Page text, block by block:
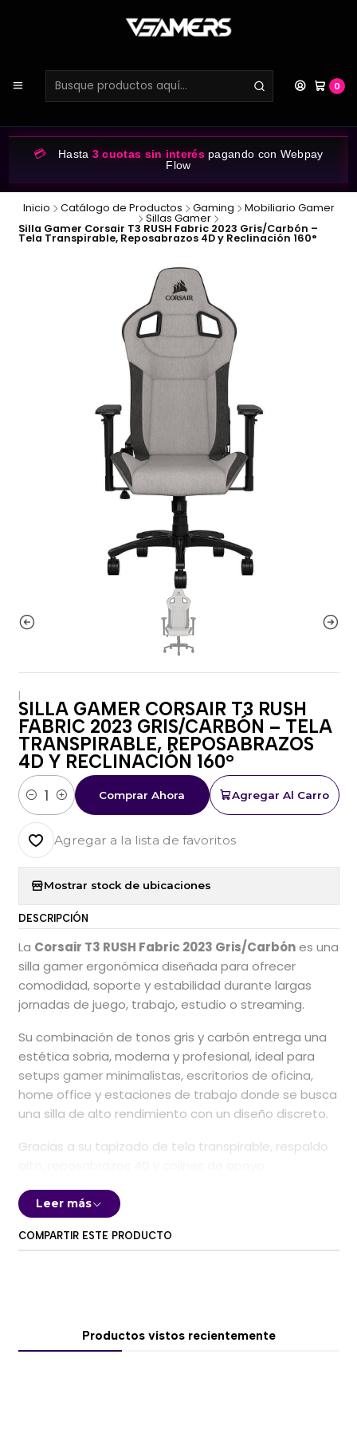
0
💳 Hasta 3 cuotas sin interéspagando con Webpay
Flow
Inicio Catálogo de Productos Gaming Mobiliario Gamer
Sillas Gamer
Silla Gamer Corsair T3 RUSH Fabric 2023 Gris/Carbón –
Tela Transpirable, Reposabrazos 4D y Reclinación 160°
|
SILLA GAMER CORSAIR T3 RUSH
FABRIC 2023 GRIS/CARBÓN – TELA
TRANSPIRABLE, REPOSABRAZOS
4D Y RECLINACIÓN 160°
Cantidad
Agregar Al Carro
Comprar Ahora
Agregar a la lista de favoritos
Mostrar stock de ubicaciones
DESCRIPCIÓN
La Corsair T3 RUSH Fabric 2023 Gris/Carbónes una
silla gamer ergonómica diseñada para ofrecer
comodidad, soporte y estabilidad durante largas
jornadas de juego, trabajo, estudio o streaming.
Su combinación de tonos gris y carbón entrega una
estética sobria, moderna y profesional, ideal para
setups gamer minimalistas, escritorios de oficina,
home office y estaciones de trabajo donde se busca
una silla de alto rendimiento con un diseño discreto.
Gracias a su tapizado de tela transpirable, respaldo
con mayor precisión y mantener una experiencia más
fresca durante el uso prolongado.
🌬️ Tapizado de tela suave y transpirable
extensas frente al computador.
Leer más
COMPARTIR ESTE PRODUCTO
Productos vistos recientemente